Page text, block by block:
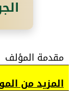
مقدمة المؤلف
المزيد من